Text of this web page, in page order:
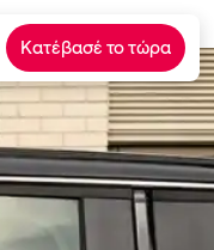
Κατέβασέ το τώρα